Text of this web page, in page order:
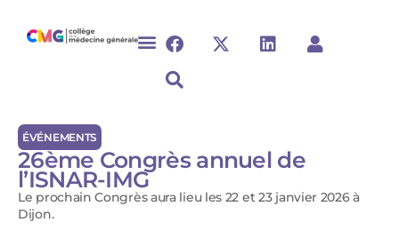
ÉVÉNEMENTS
26ème Congrès annuel de
l’ISNAR-IMG
Le prochain Congrès aura lieu les 22 et 23 janvier 2026 à
Dijon.